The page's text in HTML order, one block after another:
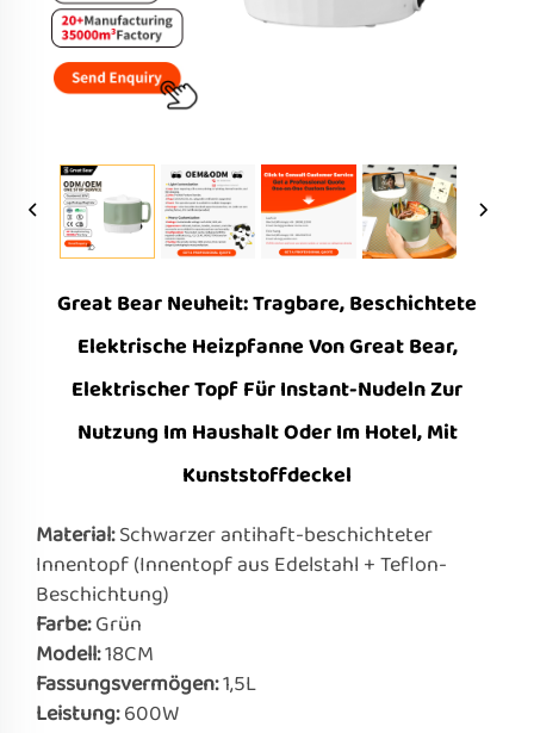
Great Bear Neuheit: Tragbare, Beschichtete
Elektrische Heizpfanne Von Great Bear,
Elektrischer Topf Für Instant-Nudeln Zur
Nutzung Im Haushalt Oder Im Hotel, Mit
Kunststoffdeckel
Material:Schwarzer antihaft-beschichteter
Innentopf (Innentopf aus Edelstahl + Teflon-
Beschichtung)
Farbe:Grün
Modell:18CM
Fassungsvermögen:1,5L
Leistung:600W